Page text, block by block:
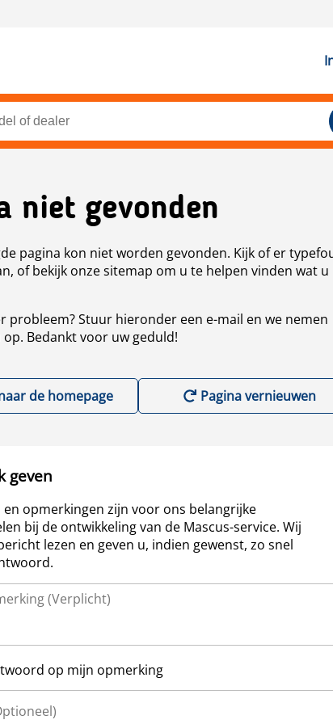
niet gevonden
pagina kon niet worden gevonden. Kijk of er
of bekijk onze sitemap om u te helpen vinden wat u
probleem? Stuur hieronder een e-mail en we nemen
Bedankt voor uw geduld!
de homepage Pagina vernieuwen
geven
en opmerkingen zijn voor ons belangrijke
bij de ontwikkeling van de Mascus-service. Wij
lezen en geven u, indien gewenst, zo snel
op mijn opmerking